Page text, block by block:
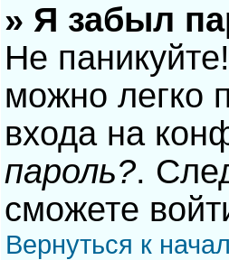
» Я забыл
Не
можно легко
входа на
пароль?.
сможете
Вернуться к